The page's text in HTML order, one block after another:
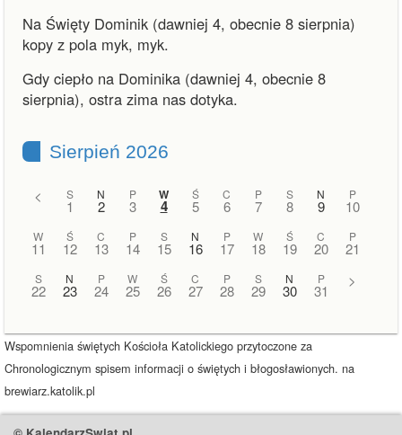
Na Święty Dominik (dawniej 4, obecnie 8 sierpnia)
kopy z pola myk, myk.
Gdy ciepło na Dominika (dawniej 4, obecnie 8
sierpnia), ostra zima nas dotyka.
Sierpień 2026
< S
1
N
2
P
3
W
4
Ś
5
C
6
P
7
S
8
N
9
P
10
W
11
Ś
12
C
13
P
14
S
15
N
16
P
17
W
18
Ś
19
C
20
P
21
S
22
N
23
P
24
W
25
Ś
26
C
27
P
28
S
29
N
30
P
31
>
Wspomnienia świętych Kościoła Katolickiego przytoczone za
Chronologicznym spisem informacji o świętych i błogosławionych. na
brewiarz.katolik.pl